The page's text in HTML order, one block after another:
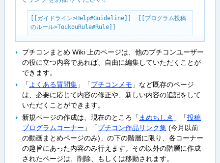
[[ガイドライン>Help#Guideline]]  [[プログラム投稿
のルール>ToukouRule#Rule]]
プチコンまとめ Wiki 上のページは、他のプチコンユーザー
の役に立つ内容であれば、自由に編集していただくことが
できます。
「 よくある質問集」「プチコンメモ 」など既存のページ
は、必要に応じて内容の修正や、新しい内容の追記をして
いただくことができます。
新規ページの作成は、現在のところ「 まめちしき 」「投稿
プログラムコーナー 」「プチコン作品リンク集(今月以前
の動画まとめページのみ)」の下の階層に限り、各コーナー
の趣旨にあった内容のみ行えます。その以外の階層に作成
されたページは、削除、もしくは移動されます。